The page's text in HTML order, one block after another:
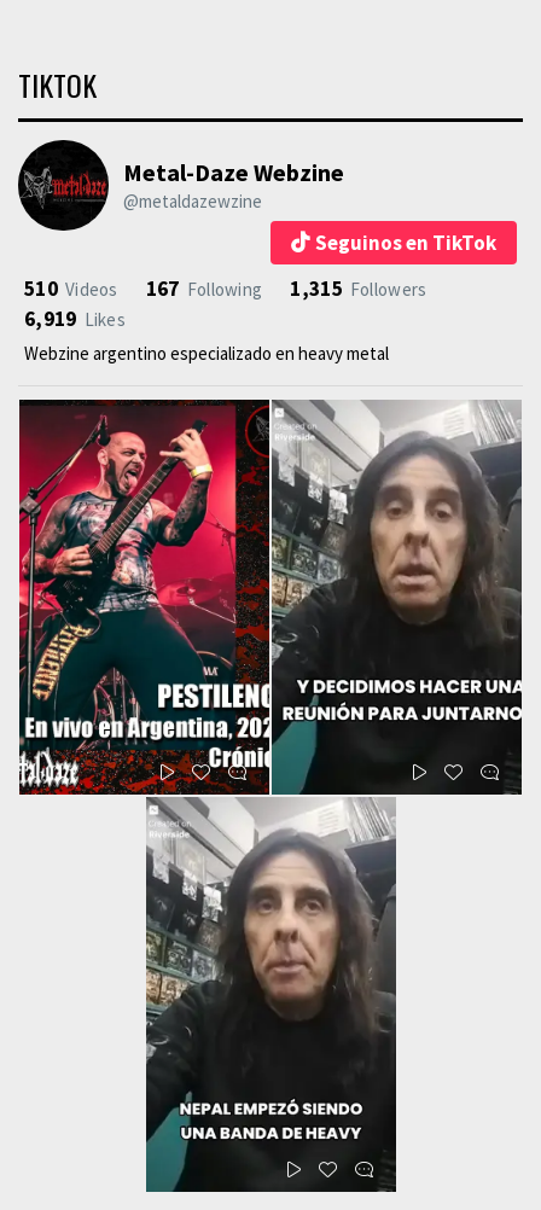
TIKTOK
Metal-Daze Webzine
@metaldazewzine
Seguinos en TikTok
510 Videos 167 Following 1,315 Followers
6,919 Likes
Webzine argentino especializado en heavy metal